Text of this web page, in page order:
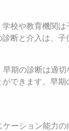
校や教育機関
断と介入は、
期の診断は適
きます。早
ーション能力